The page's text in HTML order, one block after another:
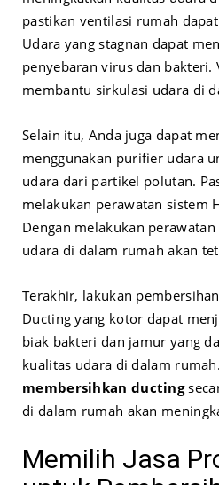
pastikan ventilasi rumah
Udara yang stagnan dapat
penyebaran virus dan bakteri.
membantu sirkulasi udara di
Selain itu, Anda juga dapat
menggunakan purifier udara
udara dari partikel polutan.
melakukan perawatan sistem
Dengan melakukan
udara di dalam rumah akan
Terakhir, lakukan
Ducting yang kotor dapat
biak bakteri dan jamur yang
kualitas udara di dalam
membersihkan ducting
di dalam rumah akan
Memilih Jasa